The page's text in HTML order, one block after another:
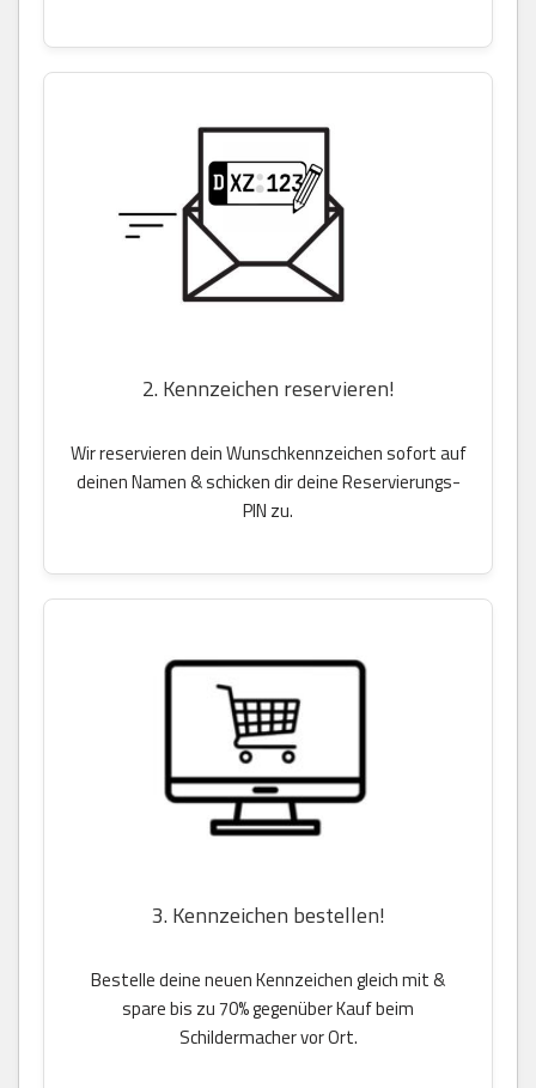
2. Kennzeichen reservieren!
Wir reservieren dein Wunschkennzeichen sofort auf
deinen Namen & schicken dir deine Reservierungs-
PIN zu.
3. Kennzeichen bestellen!
Bestelle deine neuen Kennzeichen gleich mit &
spare bis zu 70% gegenüber Kauf beim
Schildermacher vor Ort.